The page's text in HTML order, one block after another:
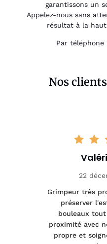
garantissons un
Appelez-nous sans
résultat à la
Par téléphone
Nos
22
Grimpeur très
préserver
bouleaux
proximité avec
propre et